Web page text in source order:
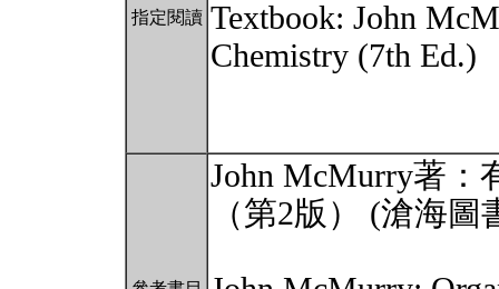
指定閱讀 Textbook: John
Chemistry (7th Ed.)
John McMurry著
（第2版） (滄海圖